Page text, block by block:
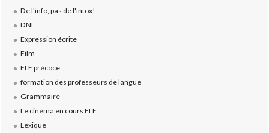
De l'info, pas de l'intox!
DNL
Expression écrite
Film
FLE précoce
formation des professeurs de langue
Grammaire
Le cinéma en cours FLE
Lexique